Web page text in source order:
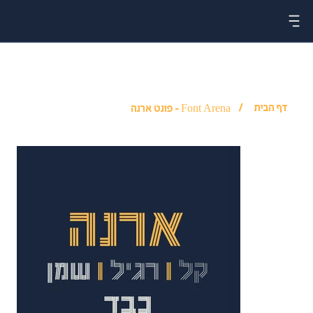
דף הבית / Font Arena - פונט ארנה